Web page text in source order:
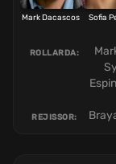
Mark Dacascos Sofia
ROLLARDA:
REJISSOR: